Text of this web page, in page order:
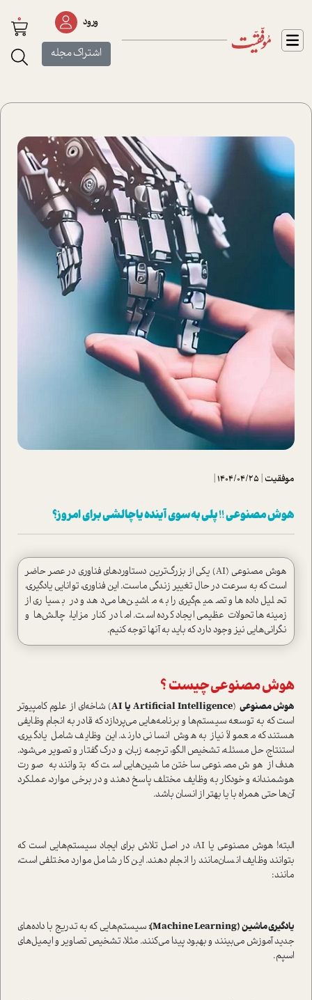
ورود
اشتراک مجله
0
موفقیت|
1404/04/25
|
هوش مصنوعی !! پلی به سوی آینده یا چالشی برای امروز؟
هوش مصنوعی (AI) یکی از بزرگ‌ترین دستاوردهای فناوری در عصر حاضر
است که به سرعت در حال تغییر زندگی ماست. این فناوری، توانایی یادگیری،
تحلیل داده‌ها و تصمیم‌گیری را به ماشین‌ها می‌دهد و در بسیاری از
زمینه‌ها تحولات عظیمی ایجاد کرده است. اما در کنار مزایا، چالش‌ها و
نگرانی‌هایی نیز وجود دارد که باید به آنها توجه کنیم.
هوش مصنوعی چیست ؟
هوش مصنوعی (Artificial Intelligence یا AI
) شاخه‌ای از علوم کامپیوتر
است که به توسعه سیستم‌ها و برنامه‌هایی می‌پردازد که قادر به انجام وظایفی
هستند که معمولاً نیاز به هوش انسانی دارند. این وظایف شامل یادگیری،
استنتاج، حل مسئله، تشخیص الگو، ترجمه زبان، و درک گفتار و تصویر می‌شود.
هدف از هوش مصنوعی ساختن ماشین‌هایی است که بتوانند به صورت
هوشمندانه و خودکار به وظایف مختلف پاسخ دهند و در برخی موارد، عملکرد
آن‌ها حتی همراه با یا بهتر از انسان باشد.
البته! هوش مصنوعی یا AI، در اصل تلاش برای ایجاد سیستم‌هایی است که
بتوانند وظایف انسان‌مانند را انجام دهند. این کار شامل موارد مختلفی است،
مانند:
یادگیری ماشین (Machine Learning):
سیستم‌هایی که به تدریج با داده‌های
جدید آموزش می‌بینند و بهبود پیدا می‌کنند. مثلا، تشخیص تصاویر و ایمیل‌های
اسپم.